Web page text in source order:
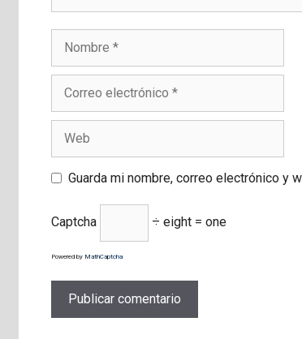
Nombre
Correo
electrónico
Web
Guarda mi nombre, correo electrónico y
Captcha ÷ eight = one
Powered by MathCaptcha